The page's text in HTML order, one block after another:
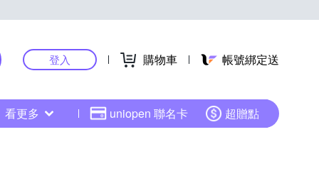
登入 購物車 帳號綁定送
看更多 uniopen 聯名卡 超贈點